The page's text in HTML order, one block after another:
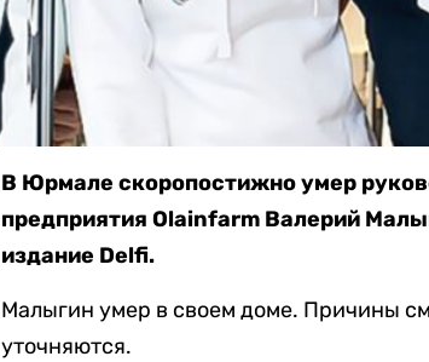
В Юрмале скоропостижно умер
предприятия Olainfarm Валерий
издание Delfi.
Малыгин умер в своем доме. Причины
уточняются.